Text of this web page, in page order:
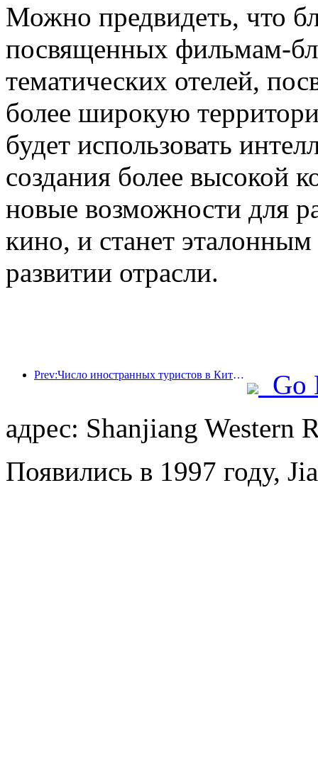
Можно предвидеть, что
посвященных фильмам-
тематических отелей,
более широкую
будет использовать
создания более высокой
новые возможности для
кино, и станет
развитии отрасли.
Prev:Число иностранных туристов в Китае выросло на 40% в первом квартале
Go
адрес: Shanjiang Western
Появились в 1997 году,